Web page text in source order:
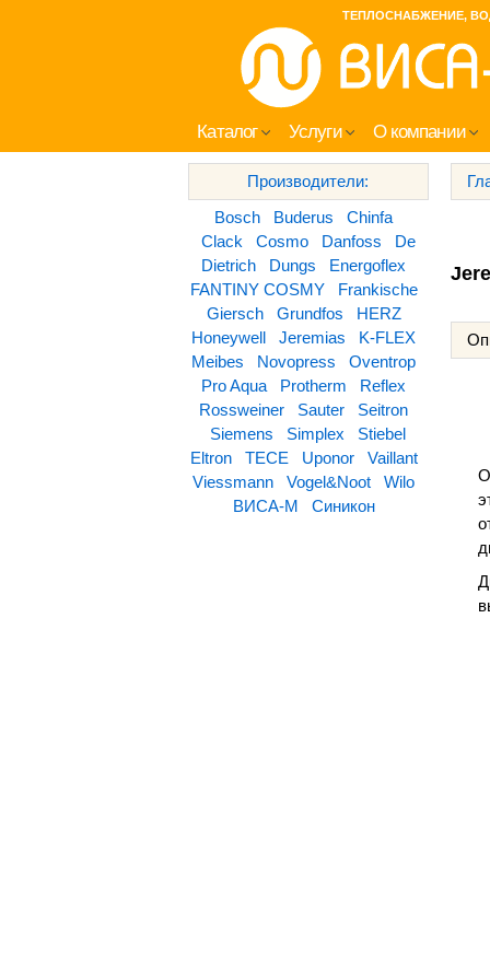
ТЕПЛОСНАБЖЕНИЕ,
Каталог Услуги О компании
Производители:
Bosch
Buderus
Chinfa
Clack
Cosmo Danfoss
De
Dietrich
Dungs
Energoflex
FANTINY COSMY
Frankische
Giersch
Grundfos
HERZ
Honeywell
Jeremias
K-FLEX
Meibes
Novopress
Oventrop
Pro Aqua
Protherm
Reflex
Rossweiner
Sauter
Seitron
Siemens
Simplex
Stiebel
Eltron
TECE Uponor
Vaillant
Viessmann
Vogel&Noot
Wilo
ВИСА-М
Синикон